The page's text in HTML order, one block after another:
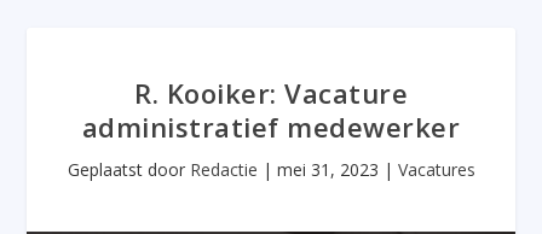
R. Kooiker: Vacature
administratief medewerker
Geplaatst door Redactie | mei 31, 2023 | Vacatures